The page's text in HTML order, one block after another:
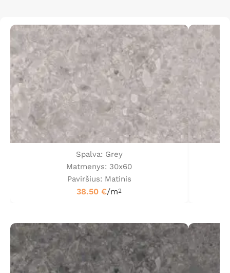
Spalva: Grey
Matmenys: 30x60
Paviršius: Matinis
38.50€/m2